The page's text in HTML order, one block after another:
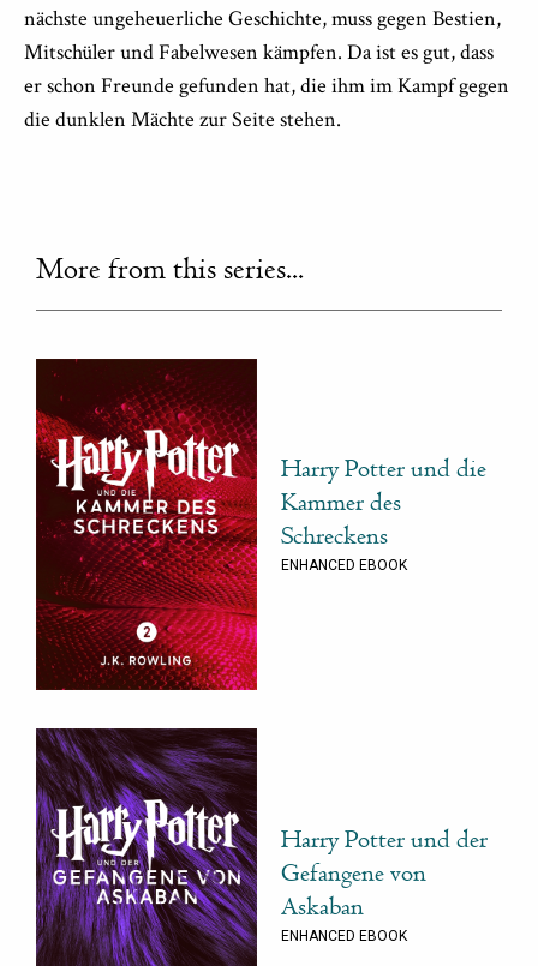
nächste ungeheuerliche Geschichte, muss gegen Bestien,
Mitschüler und Fabelwesen kämpfen. Da ist es gut, dass
er schon Freunde gefunden hat, die ihm im Kampf gegen
die dunklen Mächte zur Seite stehen.
More from this series...
Harry Potter und die
Kammer des
Schreckens
ENHANCED EBOOK
Harry Potter und der
Gefangene von
Askaban
ENHANCED EBOOK